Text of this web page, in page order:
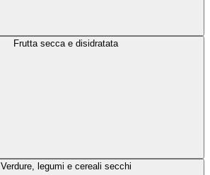
Frutta secca e disidratata
Verdure, legumi e cereali secchi